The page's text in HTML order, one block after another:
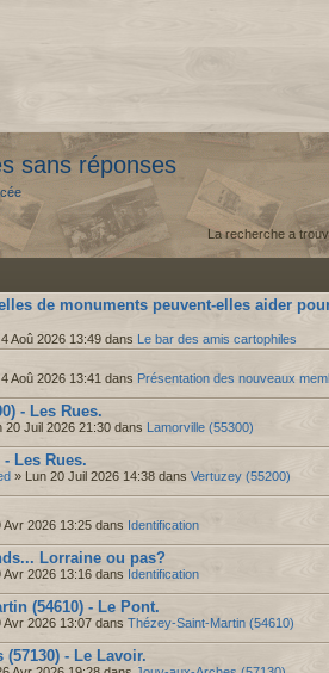
sans réponses
La recherche a
de monuments peuvent-elles aider
Aoû 2026 13:49 dans Le bar des amis cartophiles
Aoû 2026 13:41 dans Présentation des nouveaux
- Les Rues.
20 Juil 2026 21:30 dans Lamorville (55300)
- Les Rues.
» Lun 20 Juil 2026 14:38 dans Vertuzey (55200)
Avr 2026 13:25 dans Identification
Lorraine ou pas?
Avr 2026 13:16 dans Identification
(54610) - Le Pont.
Avr 2026 13:07 dans Thézey-Saint-Martin (54610)
(57130) - Le Lavoir.